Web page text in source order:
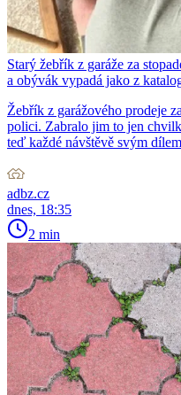
Starý žebřík z garáže za
a obývák vypadá jako z
Žebřík z garážového prodeje
polici. Zabralo jim to jen
teď každé návštěvě svým
adbz.cz
dnes, 18:35
2 min